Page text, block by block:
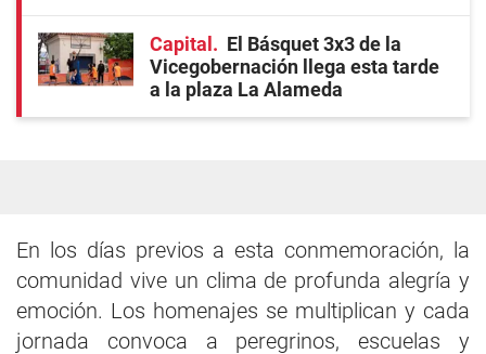
Capital
El Básquet 3x3 de la
Vicegobernación llega esta tarde
a la plaza La Alameda
En los días previos a esta conmemoración, la
comunidad vive un clima de profunda alegría y
emoción. Los homenajes se multiplican y cada
jornada convoca a peregrinos, escuelas y